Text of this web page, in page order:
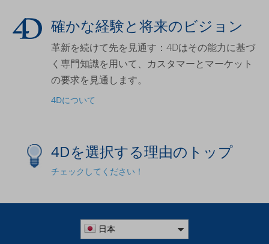
確かな経験と将来のビジョン
革新を続けて先を見通す：4Dはその能力に基づ
く専門知識を用いて、カスタマーとマーケット
の要求を見通します。
4Dについて
4Dを選択する理由のトップ
チェックしてください！
日本